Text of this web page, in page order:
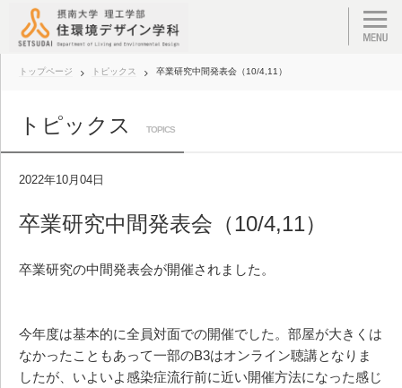
トップページ トピックス 卒業研究中間発表会（10/4,11）
トピックス TOPICS
2022年10月04日
卒業研究中間発表会（10/4,11）
卒業研究の中間発表会が開催されました。
今年度は基本的に全員対面での開催でした。部屋が大きくは
なかったこともあって一部のB3はオンライン聴講となりま
したが、いよいよ感染症流行前に近い開催方法になった感じ